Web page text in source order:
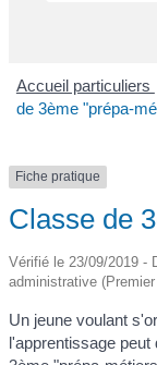
Accueil particuliers
de 3ème "prépa-
Fiche pratique
Classe de
Vérifié le 23/09/2019 -
administrative
Un jeune voulant
l'apprentissage